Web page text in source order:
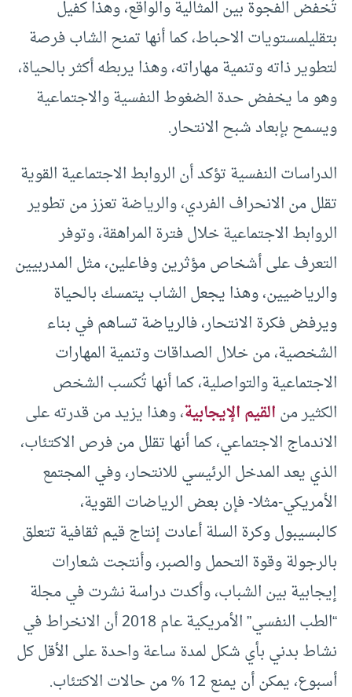
تُخفض الفجوة بين المثالية والواقع، وهذا كفيل
بتقليلمستويات الاحباط، كما أنها تمنح الشاب فرصة
لتطوير ذاته وتنمية مهاراته، وهذا يربطه أكثر بالحياة،
وهو ما يخفض حدة الضغوط النفسية والاجتماعية
ويسمح بإبعاد شبح الانتحار.
الدراسات النفسية تؤكد أن الروابط الاجتماعية القوية
تقلل من الانحراف الفردي، والرياضة تعزز من تطوير
الروابط الاجتماعية خلال فترة المراهقة، وتوفر
التعرف على أشخاص مؤثرين وفاعلين، مثل المدربيين
والرياضيين، وهذا يجعل الشاب يتمسك بالحياة
ويرفض فكرة الانتحار، فالرياضة تساهم في بناء
الشخصية، من خلال الصداقات وتنمية المهارات
الاجتماعية والتواصلية، كما أنها تُكسب الشخص
الكثير منالقيم الإيجابية، وهذا يزيد من قدرته على
الاندماج الاجتماعي، كما أنها تقلل من فرص الاكتئاب،
الذي يعد المدخل الرئيسي للانتحار، وفي المجتمع
الأمريكي-مثلا- فإن بعض الرياضات القوية،
كالبسيبول وكرة السلة أعادت إنتاج قيم ثقافية تتعلق
بالرجولة وقوة التحمل والصبر، وأنتجت شعارات
إيجابية بين الشباب، وأكدت دراسة نشرت في مجلة
“الطب النفسي” الأمريكية عام 2018 أن الانخراط في
نشاط بدني بأي شكل لمدة ساعة واحدة على الأقل كل
أسبوع، يمكن أن يمنع 12 % من حالات الاكتئاب.